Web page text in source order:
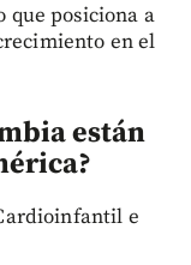
que posiciona a
en el
están
e